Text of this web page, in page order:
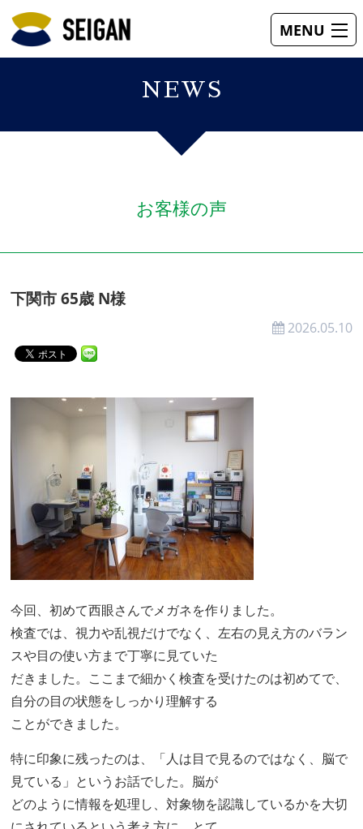
MENU
補聴器 視力回復
NEWS
お客様の声
下関市 65歳 N様
2026.05.10
今回、初めて西眼さんでメガネを作りました。
検査では、視力や乱視だけでなく、左右の見え方のバラン
スや目の使い方まで丁寧に見ていた
だきました。ここまで細かく検査を受けたのは初めてで、
自分の目の状態をしっかり理解する
ことができました。
特に印象に残ったのは、「人は目で見るのではなく、脳で
見ている」というお話でした。脳が
どのように情報を処理し、対象物を認識しているかを大切